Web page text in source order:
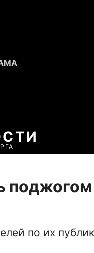
поджогом
по их